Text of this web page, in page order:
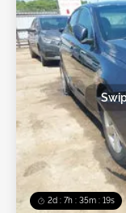
2d : 7h : 35m : 16s